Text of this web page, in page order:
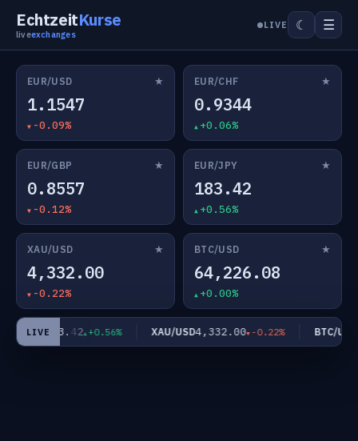
EchtzeitKurse
liveexchanges
LIVE ☾ ☰
EUR/USD ★
1.1547
-0.09%
EUR/CHF ★
0.9344
+0.06%
EUR/GBP ★
0.8557
-0.12%
EUR/JPY ★
183.42
+0.56%
XAU/USD ★
4,332.00
-0.22%
BTC/USD ★
64,226.08
+0.00%
LIVE
JPY183.42 +0.56% XAU/USD4,332.00 -0.22% BTC/USD